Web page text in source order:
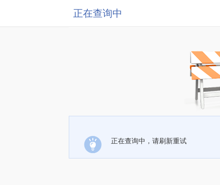
正在查询中
正在查询中，请刷新重试